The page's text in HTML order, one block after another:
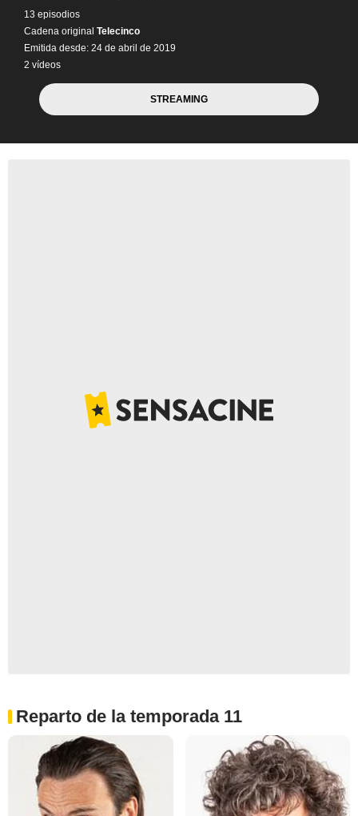
13 episodios
Cadena original Telecinco
Emitida desde: 24 de abril de 2019
2 vídeos
STREAMING
Reparto de la temporada 11